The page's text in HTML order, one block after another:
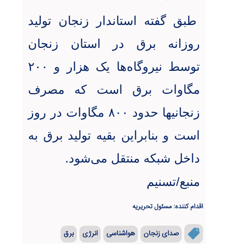
طبق گفته استاندار زنجان تولید
روزانه برق در استان زنجان
توسط نیروگاه‌ها یک هزار و ۲۰۰
مگاوات برق است که مصرف
زنجانیها حدود ۸۰۰ مگاوات در روز
است و بنابراین بقیه تولید برق به
داخل شبکه منتقل می‌شود.
منبع/تسنیم
اقدام کننده: مسئول تحریریه
صدای زنجان هواشناسی انرژی
برق